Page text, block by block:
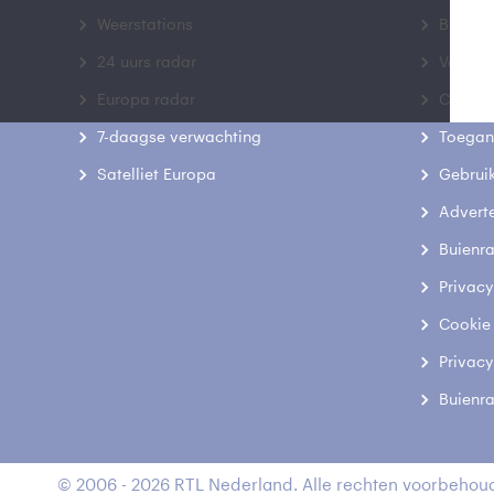
Weerstations
24 uurs radar
Europa radar
7-daagse verwachting
Satelliet Europa
Contact
© 2006 - 2026 RTL Nederland. Alle rechten